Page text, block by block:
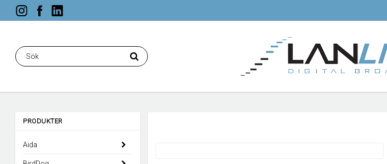
PRODUKTER
Aida